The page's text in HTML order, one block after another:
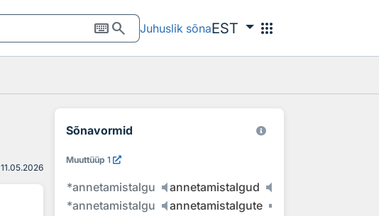
keyboardsearch Juhuslik sõnaEST apps
11.05.2026
Sõnavormid
Muuttüüp 1
*annetamistalgu
annetamistalgud
*annetamistalgu
annetamistalgute